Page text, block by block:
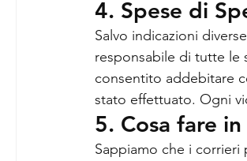
4. Spese di
Salvo indicazioni
responsabile di tutte le
consentito addebitare
stato effettuato. Ogni
5. Cosa fare
Sappiamo che i